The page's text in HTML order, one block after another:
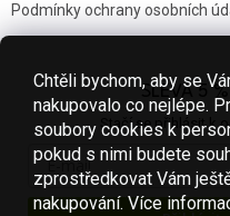
Chtěli bychom, aby se
nakupovalo co nejlépe.
soubory cookies k
pokud s nimi budete
zprostředkovat Vám
nakupování. Více
Podmínky ochrany osobních
Nákupní košík
0
SLEVA 5
Stačí se přihlásit k